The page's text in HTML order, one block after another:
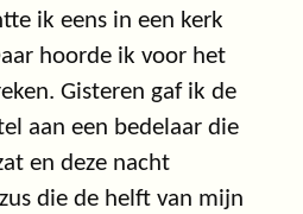
ik eens in een kerk
hoorde ik voor het
Gisteren gaf ik de
aan een bedelaar die
en deze nacht
die de helft van mijn